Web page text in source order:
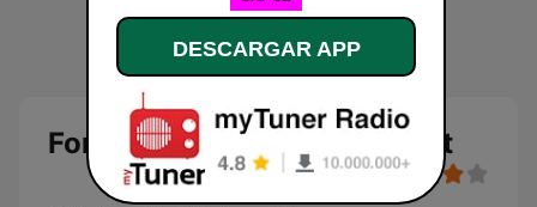
Forever 90 Dance StreetBeat
DESCARGAR APP